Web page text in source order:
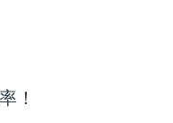
！